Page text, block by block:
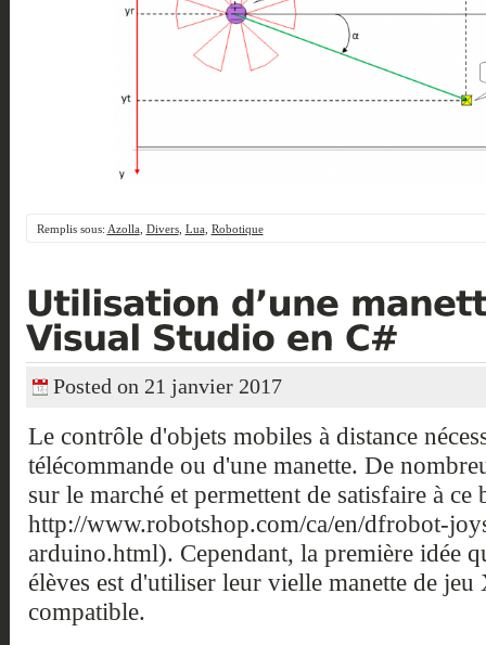
Remplis sous: Azolla, Divers, Lua, Robotique
Posted on 21 janvier 2017
Le contrôle d'objets mobiles à distance
télécommande ou d'une manette. De
sur le marché et permettent de satisfaire à ce
http://www.robotshop.com/ca/en/dfrobot-
arduino.html). Cependant, la première idée
élèves est d'utiliser leur vielle manette de
compatible.